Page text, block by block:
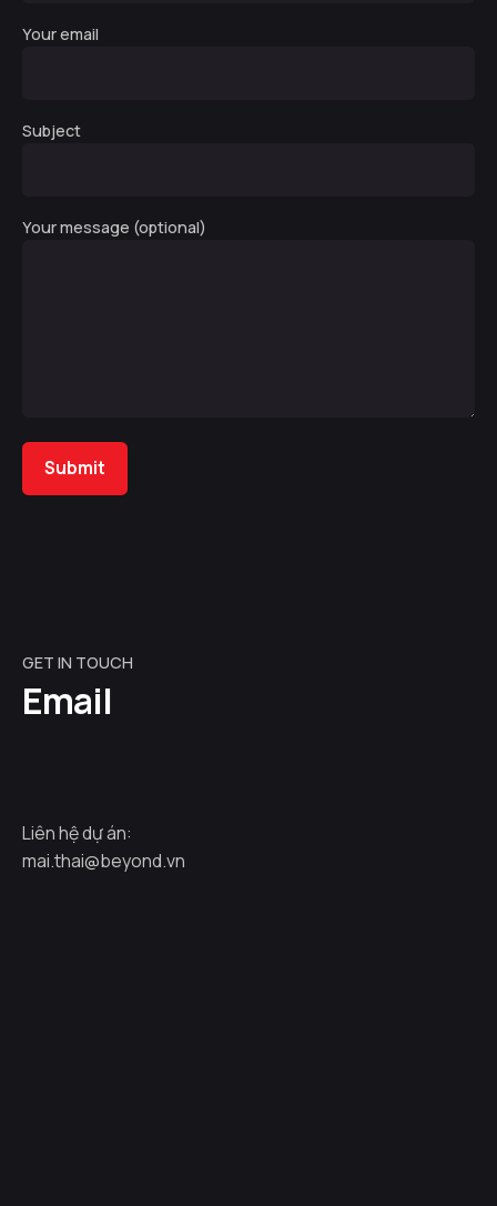
Your email
Subject
Your message (optional)
Submit
GET IN TOUCH
Email
Liên hệ dự án:
mai.thai@beyond.vn